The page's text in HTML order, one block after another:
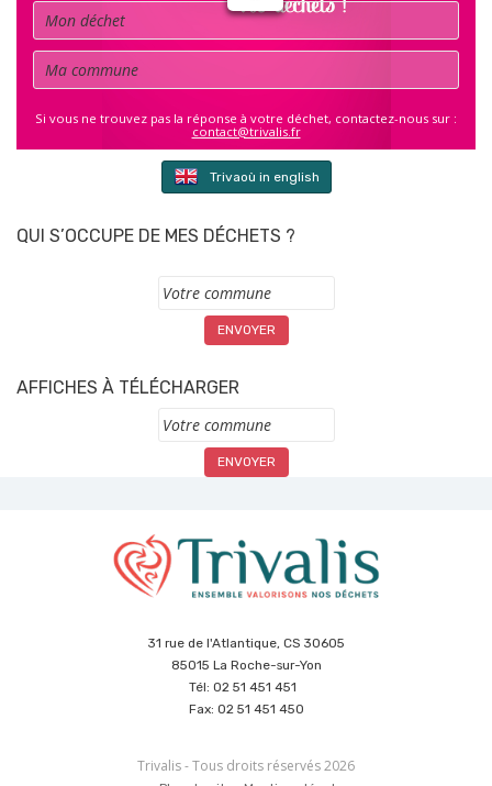
Déchet
Commune
Si vous ne trouvez pas la réponse à votre déchet, contactez-nous sur :
contact@trivalis.fr
Trivaoù in english
QUI S’OCCUPE DE MES DÉCHETS ?
Commune
AFFICHES À TÉLÉCHARGER
Commune
31 rue de l'Atlantique, CS 30605
85015 La Roche-sur-Yon
Tél: 02 51 451 451
Fax: 02 51 451 450
Trivalis - Tous droits réservés 2026